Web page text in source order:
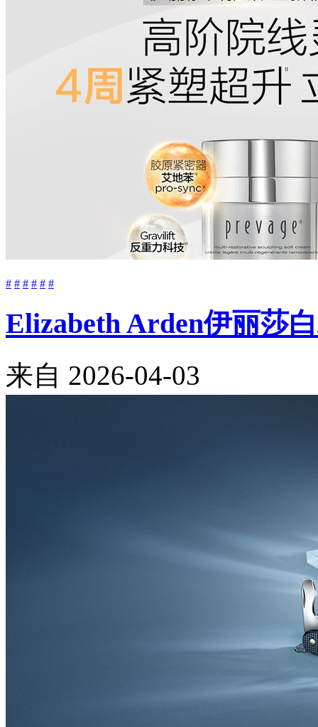
# # # # # #
Elizabeth Arden伊丽莎
来自 2026-04-03